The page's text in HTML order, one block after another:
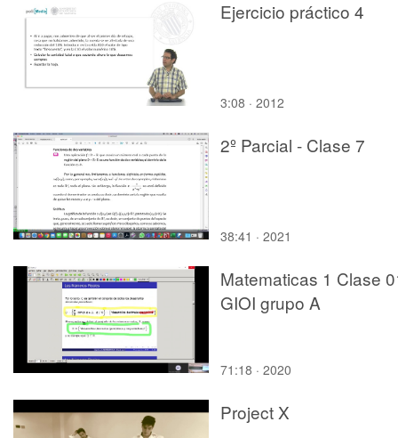
Ejercicio práctico 4
3:08 · 2012
2º Parcial - Clase 7
38:41 · 2021
Matematicas 1 Clase
GIOI grupo A
71:18 · 2020
Project X